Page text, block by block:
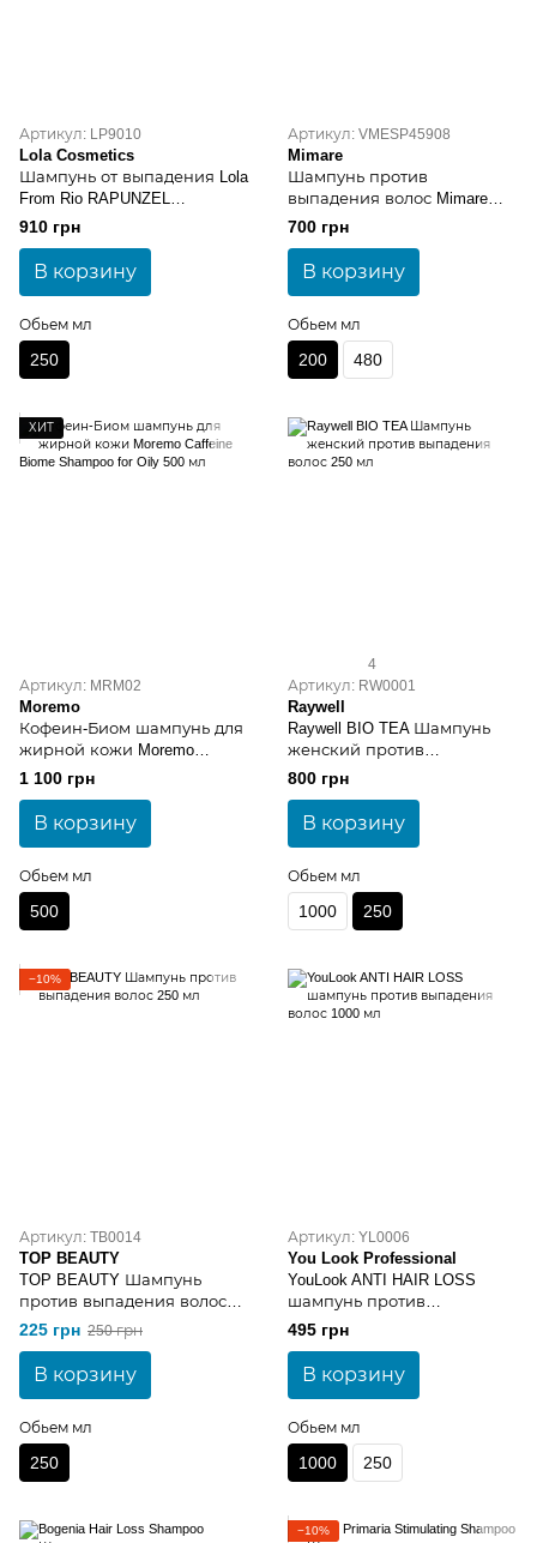
Артикул: LP9010
Lola Cosmetics
Шампунь от выпадения Lola
From Rio RAPUNZEL
REJUVENATING 250 мл
910 грн
В корзину
Обьем мл
250
Артикул: VMESP45908
Mimare
Шампунь против
выпадения волос Mimare
Energizing Shampoo 200 мл
700 грн
В корзину
Обьем мл
200 480
ХИТ
Артикул: MRM02
Moremo
Кофеин-Биом шампунь для
жирной кожи Moremo
Caffeine Biome Shampoo for
Oily 500 мл
1 100 грн
В корзину
Обьем мл
500
4
Артикул: RW0001
Raywell
Raywell BIO TEA Шампунь
женский против
выпадения волос 250 мл
800 грн
В корзину
Обьем мл
1000 250
−10%
Артикул: TB0014
TOP BEAUTY
TOP BEAUTY Шампунь
против выпадения волос
250 мл
225 грн 250 грн
В корзину
Обьем мл
250
Артикул: YL0006
You Look Professional
YouLook ANTI HAIR LOSS
шампунь против
выпадения волос 1000 мл
495 грн
В корзину
Обьем мл
1000 250
−10%